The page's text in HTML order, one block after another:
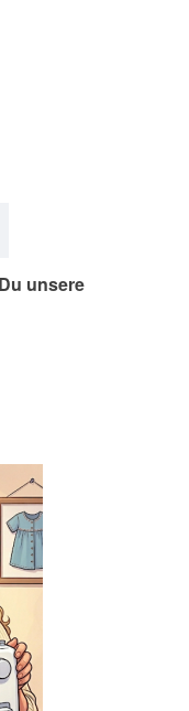
unsere